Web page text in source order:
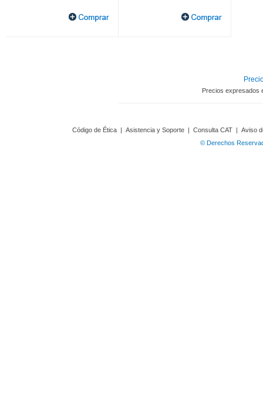
Precios expresados
Código de Ética | Asistencia y Soporte | Consulta CAT | Aviso
© Derechos